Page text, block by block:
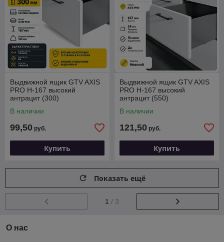
Выдвижной ящик GTV AXIS
PRO H-167 высокий
антрацит (300)
В наличии
99,50 руб.
Купить
Выдвижной ящик GTV AXIS
PRO H-167 высокий
антрацит (550)
В наличии
121,50 руб.
Купить
Показать ещё
1 / 3
О нас